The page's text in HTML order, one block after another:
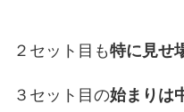
２セット目も特に見せ
３セット目の始まりは